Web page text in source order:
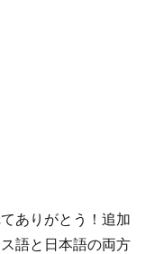
ありがとう！追加
語と日本語の両方